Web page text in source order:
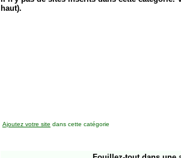
haut).
Ajoutez votre site dans cette catégorie